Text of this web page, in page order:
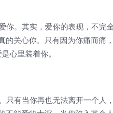
。其实，爱你的表现，不完
的关心你。只有因为你痛而痛
心里装着你。
有当你再也无法离开一个人